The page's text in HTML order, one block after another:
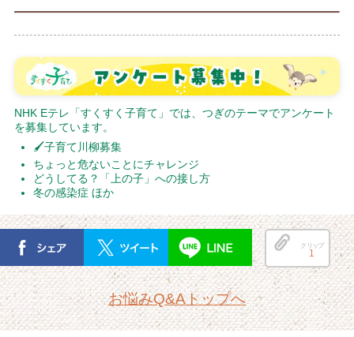
NHK Eテレ「すくすく子育て」では、つぎのテーマでアンケート
を募集しています。
🖌子育て川柳募集
ちょっと危ないことにチャレンジ
どうしてる？「上の子」への接し方
冬の感染症 ほか
クリップ
1
お悩みQ&Aトップへ